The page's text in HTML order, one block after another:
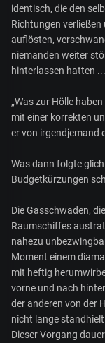
identisch, die den
Richtungen
auflösten,
niemanden weiter
hinterlassen hatten
„Was zur Hölle
mit einer korrekten
er von irgendjemand
Was dann folgte
Budgetkürzungen
Die Gasschwaden,
Raumschiffes
nahezu
Moment einem
mit heftig
vorne und nach
der anderen von der
nicht lange
Dieser Vorgang